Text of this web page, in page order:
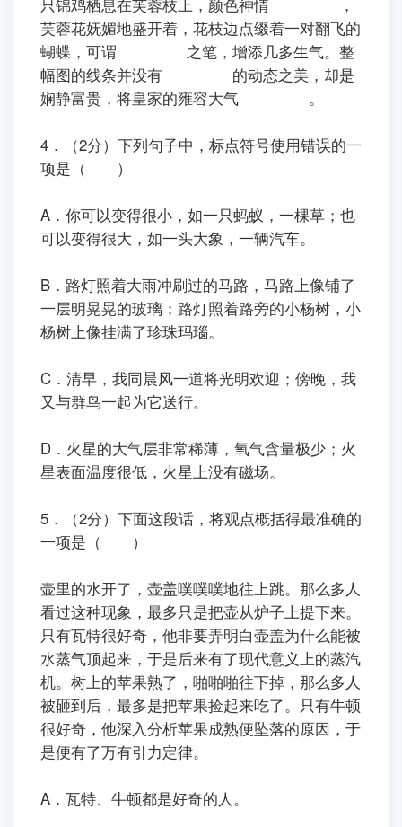
芙蓉花妩媚地盛开着，花枝边点缀着一对翻飞的
蝴蝶，可谓
之笔，增添几多生气。整
幅图的线条并没有
的动态之美，却是
娴静富贵，将皇家的雍容大气
。
4．（2分）下列句子中，标点符号使用错误的一
项是（ ）
A．你可以变得很小，如一只蚂蚁，一棵草；也
可以变得很大，如一头大象，一辆汽车。
B．路灯照着大雨冲刷过的马路，马路上像铺了
一层明晃晃的玻璃；路灯照着路旁的小杨树，小
杨树上像挂满了珍珠玛瑙。
C．清早，我同晨风一道将光明欢迎；傍晚，我
又与群鸟一起为它送行。
D．火星的大气层非常稀薄，氧气含量极少；火
星表面温度很低，火星上没有磁场。
5．（2分）下面这段话，将观点概括得最准确的
一项是（ ）
ㅤㅤ壶里的水开了，壶盖噗噗噗地往上跳。那么多人
看过这种现象，最多只是把壶从炉子上提下来。
只有瓦特很好奇，他非要弄明白壶盖为什么能被
水蒸气顶起来，于是后来有了现代意义上的蒸汽
机。树上的苹果熟了，啪啪啪往下掉，那么多人
被砸到后，最多是把苹果捡起来吃了。只有牛顿
很好奇，他深入分析苹果成熟便坠落的原因，于
是便有了万有引力定律。
A．瓦特、牛顿都是好奇的人。